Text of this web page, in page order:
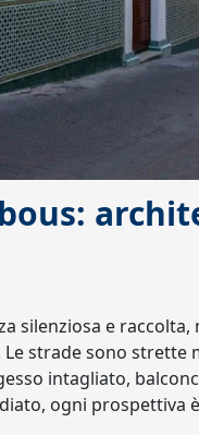
silenziosa e
strade sono strette
intagliato,
ogni prospettiva